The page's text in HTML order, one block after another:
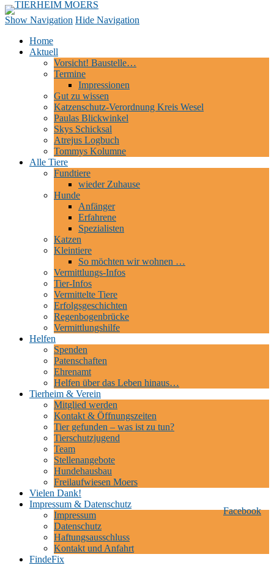
Tierheim | Hundepension | Tierschutz | Moers
Facebook
Show Navigation Hide Navigation
Home
Aktuell
Vorsicht! Baustelle…
Termine
Impressionen
Gut zu wissen
Katzenschutz-Verordnung Kreis Wesel
Paulas Blickwinkel
Skys Schicksal
Atrejus Logbuch
Tommys Kolumne
Alle Tiere
Fundtiere
wieder Zuhause
Hunde
Anfänger
Erfahrene
Spezialisten
Katzen
Kleintiere
So möchten wir wohnen …
Vermittlungs-Infos
Tier-Infos
Vermittelte Tiere
Erfolgsgeschichten
Regenbogenbrücke
Vermittlungshilfe
Helfen
Spenden
Patenschaften
Ehrenamt
Helfen über das Leben hinaus…
Tierheim & Verein
Mitglied werden
Kontakt & Öffnungszeiten
Tier gefunden – was ist zu tun?
Tierschutzjugend
Team
Stellenangebote
Hundehausbau
Freilaufwiesen Moers
Vielen Dank!
Impressum & Datenschutz
Impressum
Datenschutz
Haftungsausschluss
Kontakt und Anfahrt
FindeFix